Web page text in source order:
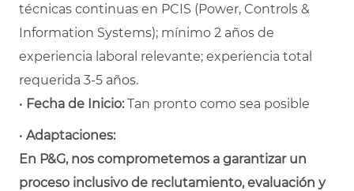
técnicas continuas en PCIS (Power, Controls &
Information Systems); mínimo 2 años de
experiencia laboral relevante; experiencia total
requerida 3-5 años.
• Fecha de Inicio: Tan pronto como sea posible
• Adaptaciones:
En P&G, nos comprometemos a garantizar un
proceso inclusivo de reclutamiento, evaluación y